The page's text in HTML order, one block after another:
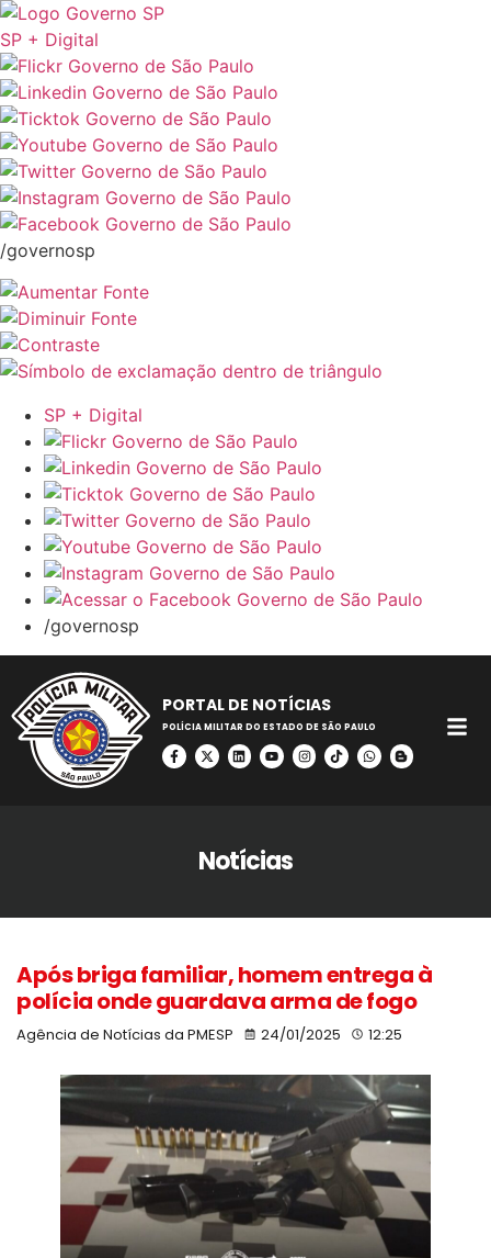
SP + Digital
/governosp
SP + Digital
/governosp
PORTAL DE NOTÍCIAS
POLÍCIA MILITAR DO ESTADO DE SÃO PAULO
Notícias
Após briga familiar, homem entrega à
polícia onde guardava arma de fogo
Agência de Notícias da PMESP 24/01/2025 12:25